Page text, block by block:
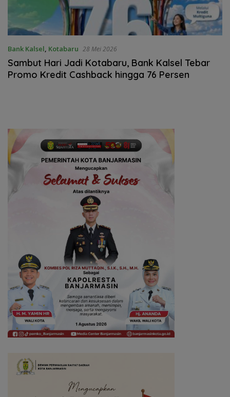
Bank Kalsel, Kotabaru 28 Mei 2026
Sambut Hari Jadi Kotabaru, Bank Kalsel Tebar
Promo Kredit Cashback hingga 76 Persen